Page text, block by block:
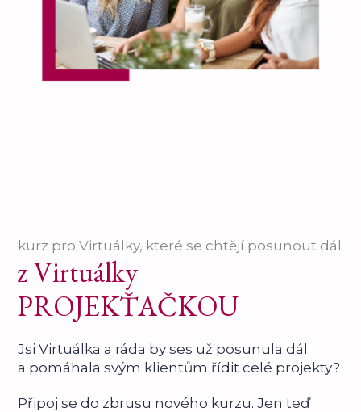
kurz pro Virtuálky, které se chtějí posunout dál
z Virtuálky
PROJEKŤAČKOU
Jsi Virtuálka a ráda by ses už posunula dál
a pomáhala svým klientům řídit celé projekty?
Připoj se do zbrusu nového kurzu. Jen teď